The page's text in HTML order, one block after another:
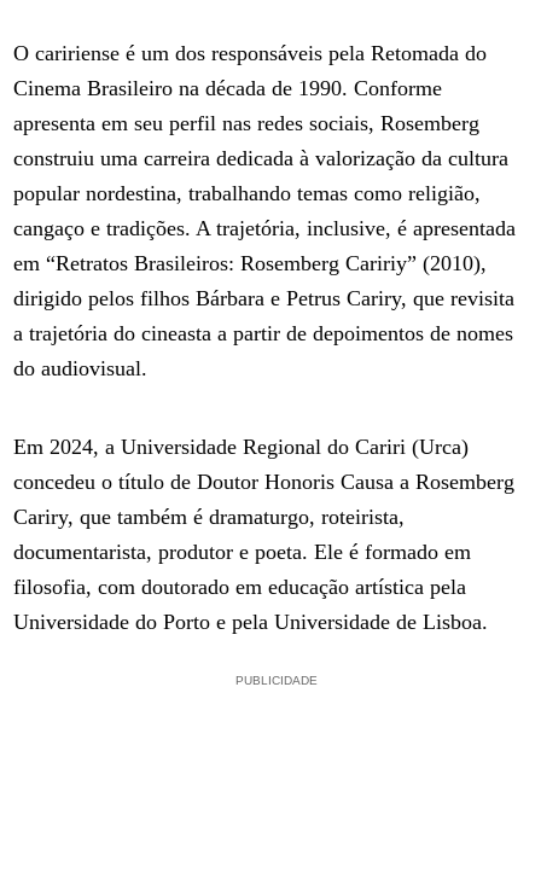
O caririense é um dos responsáveis pela Retomada do
Cinema Brasileiro na década de 1990. Conforme
apresenta em seu perfil nas redes sociais, Rosemberg
construiu uma carreira dedicada à valorização da cultura
popular nordestina, trabalhando temas como religião,
cangaço e tradições. A trajetória, inclusive, é apresentada
em “Retratos Brasileiros: Rosemberg Caririy” (2010),
dirigido pelos filhos Bárbara e Petrus Cariry, que revisita
a trajetória do cineasta a partir de depoimentos de nomes
do audiovisual.
Em 2024, a Universidade Regional do Cariri (Urca)
concedeu o título de Doutor Honoris Causa a Rosemberg
Cariry, que também é dramaturgo, roteirista,
documentarista, produtor e poeta. Ele é formado em
filosofia, com doutorado em educação artística pela
Universidade do Porto e pela Universidade de Lisboa.
PUBLICIDADE